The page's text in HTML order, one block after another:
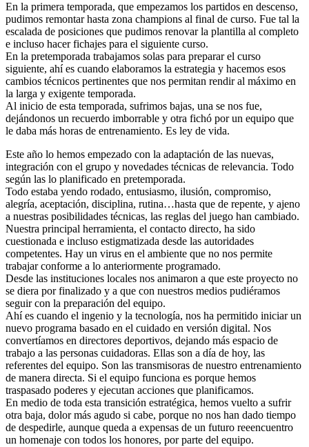
En la primera temporada, que empezamos los partidos en descenso,
pudimos remontar hasta zona champions al final de curso. Fue tal la
escalada de posiciones que pudimos renovar la plantilla al completo
e incluso hacer fichajes para el siguiente curso.
En la pretemporada trabajamos solas para preparar el curso
siguiente, ahí es cuando elaboramos la estrategia y hacemos esos
cambios técnicos pertinentes que nos permitan rendir al máximo en
la larga y exigente temporada.
Al inicio de esta temporada, sufrimos bajas, una se nos fue,
dejándonos un recuerdo imborrable y otra fichó por un equipo que
le daba más horas de entrenamiento. Es ley de vida.
Este año lo hemos empezado con la adaptación de las nuevas,
integración con el grupo y novedades técnicas de relevancia. Todo
según las lo planificado en pretemporada.
Todo estaba yendo rodado, entusiasmo, ilusión, compromiso,
alegría, aceptación, disciplina, rutina…hasta que de repente, y ajeno
a nuestras posibilidades técnicas, las reglas del juego han cambiado.
Nuestra principal herramienta, el contacto directo, ha sido
cuestionada e incluso estigmatizada desde las autoridades
competentes. Hay un virus en el ambiente que no nos permite
trabajar conforme a lo anteriormente programado.
Desde las instituciones locales nos animaron a que este proyecto no
se diera por finalizado y a que con nuestros medios pudiéramos
seguir con la preparación del equipo.
Ahí es cuando el ingenio y la tecnología, nos ha permitido iniciar un
nuevo programa basado en el cuidado en versión digital. Nos
convertíamos en directores deportivos, dejando más espacio de
trabajo a las personas cuidadoras. Ellas son a día de hoy, las
referentes del equipo. Son las transmisoras de nuestro entrenamiento
de manera directa. Si el equipo funciona es porque hemos
traspasado poderes y ejecutan acciones que planificamos.
En medio de toda esta transición estratégica, hemos vuelto a sufrir
otra baja, dolor más agudo si cabe, porque no nos han dado tiempo
de despedirle, aunque queda a expensas de un futuro reeencuentro
un homenaje con todos los honores, por parte del equipo.